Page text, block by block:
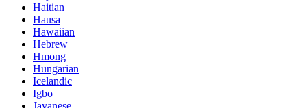
Haitian
Hausa
Hawaiian
Hebrew
Hmong
Hungarian
Icelandic
Igbo
Javanese